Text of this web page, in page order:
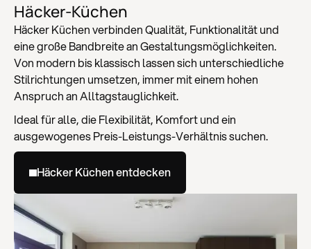
Häcker-Küchen
Häcker Küchen verbinden Qualität, Funktionalität und
eine große Bandbreite an Gestaltungsmöglichkeiten.
Von modern bis klassisch lassen sich unterschiedliche
Stilrichtungen umsetzen, immer mit einem hohen
Anspruch an Alltagstauglichkeit.
Ideal für alle, die Flexibilität, Komfort und ein
ausgewogenes Preis-Leistungs-Verhältnis suchen.
Häcker Küchen entdecken